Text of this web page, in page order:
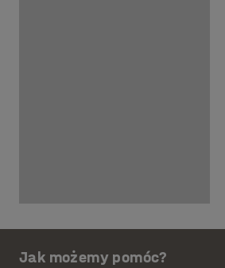
Jak możemy pomóc?